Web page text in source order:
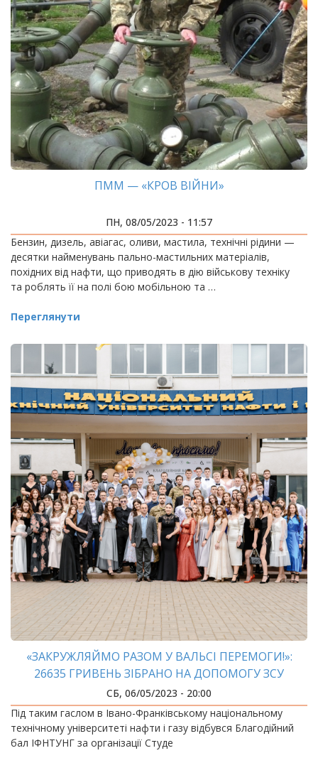
ПММ — «КРОВ ВІЙНИ»
ПН, 08/05/2023 - 11:57
Бензин, дизель, авіагас, оливи, мастила, технічні рідини —
десятки найменувань пально-мастильних матеріалів,
похідних від нафти, що приводять в дію військову техніку
та роблять її на полі бою мобільною та …
Переглянути
«ЗАКРУЖЛЯЙМО РАЗОМ У ВАЛЬСІ ПЕРЕМОГИ!»:
26635 ГРИВЕНЬ ЗІБРАНО НА ДОПОМОГУ ЗСУ
СБ, 06/05/2023 - 20:00
Під таким гаслом в Івано-Франківському національному
технічному університеті нафти і газу відбувся Благодійний
бал ІФНТУНГ за організації Студе